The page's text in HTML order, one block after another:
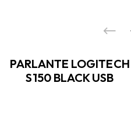
PARLANTE LOGITECH
S150 BLACK USB